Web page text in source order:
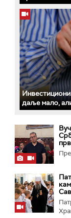
даље мало,